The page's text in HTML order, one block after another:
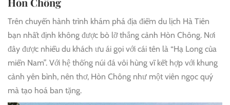
Trên chuyến hành trình khám phá địa điểm du lịch Hà Tiên
bạn nhất định không được bỏ lỡ thắng cảnh Hòn Chông. Nơi
đây được nhiều du khách ưu ái gọi với cái tên là “Hạ Long của
miền Nam”. Với hệ thống núi đá vôi hùng vĩ kết hợp với khung
cảnh yên bình, nên thơ, Hòn Chông như một viên ngọc quý
mà tạo hoá ban tặng.